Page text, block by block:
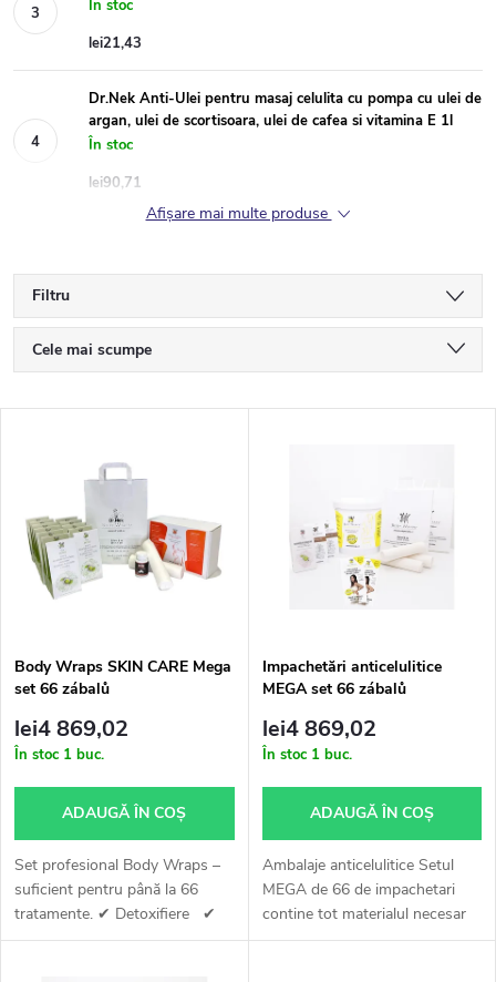
În stoc
lei21,43
Dr.Nek Anti-Ulei pentru masaj celulita cu pompa cu ulei de
argan, ulei de scortisoara, ulei de cafea si vitamina E 1l
În stoc
lei90,71
Afişare mai multe produse
Filtru
S
e
e
c
a
r
e
a
p
Cele mai scumpe
Alfabetic
s
ă
p
r
d
u
Body Wraps SKIN CARE Mega
set 66 zábalů
lei4 869,02
În stoc 1 buc.
ADAUGĂ ÎN COŞ
Set profesional Body Wraps –
suficient pentru până la 66
tratamente. ✔ Detoxifiere ✔
Susținerea sistemului limfatic
Impachetări anticelulitice
MEGA set 66 zábalů
lei4 869,02
În stoc 1 buc.
ADAUGĂ ÎN COŞ
Ambalaje anticelulitice Setul
MEGA de 66 de impachetari
contine tot materialul necesar
pentru procedura Impachetari